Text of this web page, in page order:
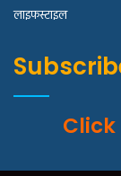
लाइफस्टाइल